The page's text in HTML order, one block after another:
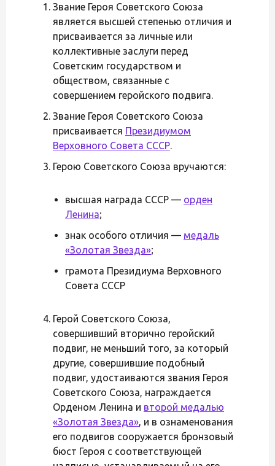
Звание Героя Советского Союза
является высшей степенью отличия и
присваивается за личные или
коллективные заслуги перед
Советским государством и
обществом, связанные с
совершением геройского подвига.
Звание Героя Советского Союза
присваивается Президиумом
Верховного Совета СССР.
Герою Советского Союза вручаются:
высшая награда СССР — орден
Ленина;
знак особого отличия — медаль
«Золотая Звезда»;
грамота Президиума Верховного
Совета СССР
Герой Советского Союза,
совершивший вторично геройский
подвиг, не меньший того, за который
другие, совершившие подобный
подвиг, удостаиваются звания Героя
Советского Союза, награждается
Орденом Ленина и второй медалью
«Золотая Звезда», и в ознаменования
его подвигов сооружается бронзовый
бюст Героя с соответствующей